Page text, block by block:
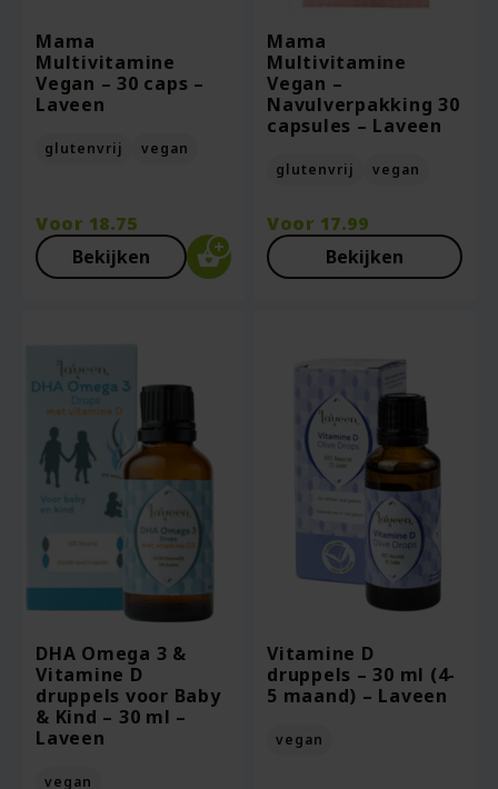
Mama
Multivitamine
Vegan – 30 caps –
Laveen
glutenvrij vegan
Voor 18.75
Bekijken
Mama
Multivitamine
Vegan –
Navulverpakking 30
capsules – Laveen
glutenvrij vegan
Voor 17.99
Bekijken
DHA Omega 3 &
Vitamine D
druppels voor Baby
& Kind – 30 ml –
Laveen
vegan
Vitamine D
druppels – 30 ml (4-
5 maand) – Laveen
vegan